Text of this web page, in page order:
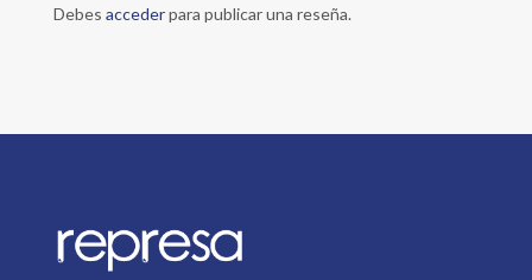
Debes accederpara publicar una reseña.